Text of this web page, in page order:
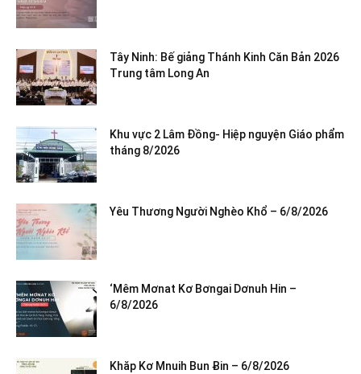
Tây Ninh: Bế giảng Thánh Kinh Căn Bản 2026
Trung tâm Long An
Khu vực 2 Lâm Đồng- Hiệp nguyện Giáo phẩm
tháng 8/2026
Yêu Thương Người Nghèo Khổ – 6/8/2026
‘Mêm Mơnat Kơ Bơngai Dơnuh Hin –
6/8/2026
Khăp Kơ Mnuih Bun Ƀin – 6/8/2026